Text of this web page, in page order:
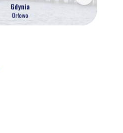
Gdynia
Orłowo